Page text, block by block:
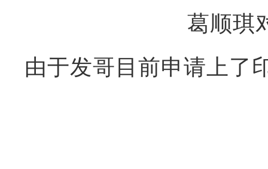
葛顺琪
由于发哥目前申请上了